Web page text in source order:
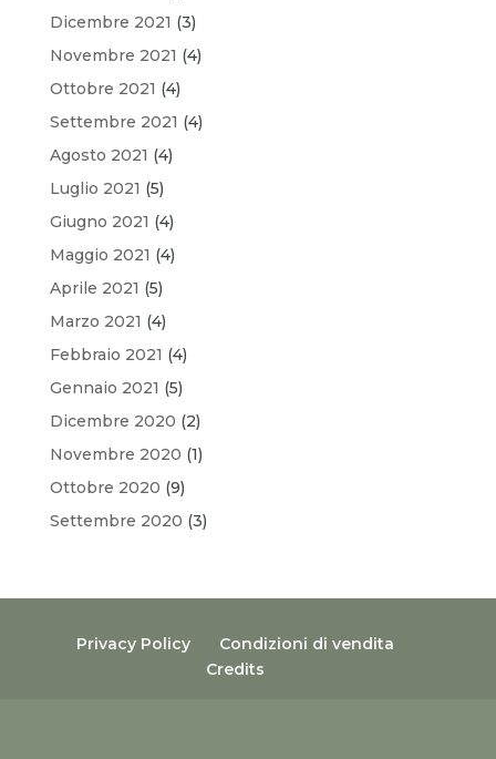
Dicembre 2021 (3)
Novembre 2021 (4)
Ottobre 2021 (4)
Settembre 2021 (4)
Agosto 2021 (4)
Luglio 2021 (5)
Giugno 2021 (4)
Maggio 2021 (4)
Aprile 2021 (5)
Marzo 2021 (4)
Febbraio 2021 (4)
Gennaio 2021 (5)
Dicembre 2020 (2)
Novembre 2020 (1)
Ottobre 2020 (9)
Settembre 2020 (3)
Privacy Policy
Condizioni di vendita
Credits